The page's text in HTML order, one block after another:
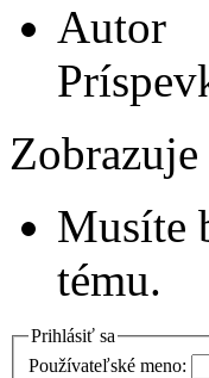
Autor
Musíte
tému.
Prihlásiť sa
Používateľské meno: